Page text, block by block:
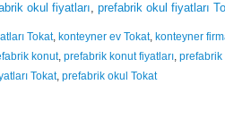
okul fiyatları, prefabrik okul fiyatları
Tokat, konteyner ev Tokat, konteyner
konut, prefabrik konut fiyatları, prefabrik
Tokat, prefabrik okul Tokat